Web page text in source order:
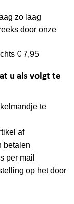
zo laag
door onze
€ 7,95
u als volgt te
te
af
betalen
per mail
op het door